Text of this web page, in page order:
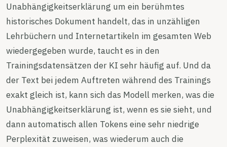
Unabhängigkeitserklärung um ein berühmtes
historisches Dokument handelt, das in unzähligen
Lehrbüchern und Internetartikeln im gesamten Web
wiedergegeben wurde, taucht es in den
Trainingsdatensätzen der KI sehr häufig auf. Und da
der Text bei jedem Auftreten während des Trainings
exakt gleich ist, kann sich das Modell merken, was die
Unabhängigkeitserklärung ist, wenn es sie sieht, und
dann automatisch allen Tokens eine sehr niedrige
Perplexität zuweisen, was wiederum auch die